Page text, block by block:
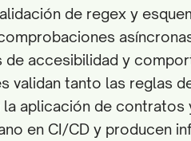
de regex y
de accesibilidad y
validan tanto las reglas
aplicación de contratos
en CI/CD y producen